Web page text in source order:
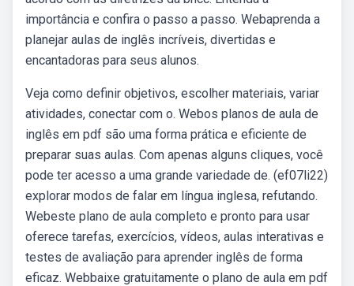
importância e confira o passo a passo. Webaprenda a
planejar aulas de inglês incríveis, divertidas e
encantadoras para seus alunos.
Veja como definir objetivos, escolher materiais, variar
atividades, conectar com o. Webos planos de aula de
inglês em pdf são uma forma prática e eficiente de
preparar suas aulas. Com apenas alguns cliques, você
pode ter acesso a uma grande variedade de. (ef07li22)
explorar modos de falar em língua inglesa, refutando.
Webeste plano de aula completo e pronto para usar
oferece tarefas, exercícios, vídeos, aulas interativas e
testes de avaliação para aprender inglês de forma
eficaz. Webbaixe gratuitamente o plano de aula em pdf